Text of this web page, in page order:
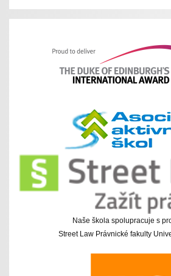
Naše škola spolupracuje s
Street Law Právnické fakulty